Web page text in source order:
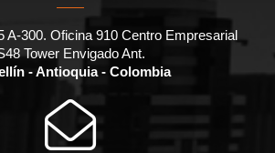
A-300. Oficina 910 Centro Empresarial
Tower Envigado Ant.
- Antioquia - Colombia